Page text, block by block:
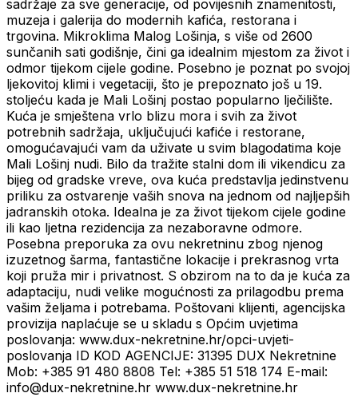
sadržaje za sve generacije, od povijesnih znamenitosti,
muzeja i galerija do modernih kafića, restorana i
trgovina. Mikroklima Malog Lošinja, s više od 2600
sunčanih sati godišnje, čini ga idealnim mjestom za život i
odmor tijekom cijele godine. Posebno je poznat po svojoj
ljekovitoj klimi i vegetaciji, što je prepoznato još u 19.
stoljeću kada je Mali Lošinj postao popularno lječilište.
Kuća je smještena vrlo blizu mora i svih za život
potrebnih sadržaja, uključujući kafiće i restorane,
omogućavajući vam da uživate u svim blagodatima koje
Mali Lošinj nudi. Bilo da tražite stalni dom ili vikendicu za
bijeg od gradske vreve, ova kuća predstavlja jedinstvenu
priliku za ostvarenje vaših snova na jednom od najljepših
jadranskih otoka. Idealna je za život tijekom cijele godine
ili kao ljetna rezidencija za nezaboravne odmore.
Posebna preporuka za ovu nekretninu zbog njenog
izuzetnog šarma, fantastične lokacije i prekrasnog vrta
koji pruža mir i privatnost. S obzirom na to da je kuća za
adaptaciju, nudi velike mogućnosti za prilagodbu prema
vašim željama i potrebama. Poštovani klijenti, agencijska
provizija naplaćuje se u skladu s Općim uvjetima
poslovanja: www.dux-nekretnine.hr/opci-uvjeti-
poslovanja ID KOD AGENCIJE: 31395 DUX Nekretnine
Mob: +385 91 480 8808 Tel: +385 51 518 174 E-mail:
info@dux-nekretnine.hr www.dux-nekretnine.hr